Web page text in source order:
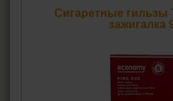
Сигаретные гильзы
зажигалка